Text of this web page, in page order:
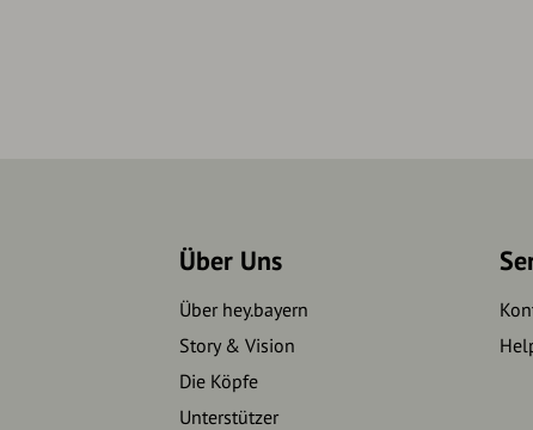
Über Uns
Über hey.bayern
Story & Vision
Die Köpfe
Unterstützer